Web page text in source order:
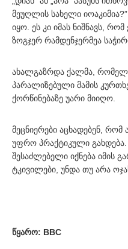
მეუღლის სახელი
იყო. ეს კი იმას ნიშნავს,
ზოგჯერ რამდენჯერმეა
ახალგაზრდა ქალმა,
პარალიზებული მამის
ქორწინებაზე უარი მიიღო.
მეცნიერები აცხადებენ,
უფრო პრაქტიკული
შესაძლებელი იქნება იმის
ტკივილები, უნდა თუ არა
წყარო: BBC